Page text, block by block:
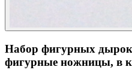
Набор фигурных
фигурные ножницы, в